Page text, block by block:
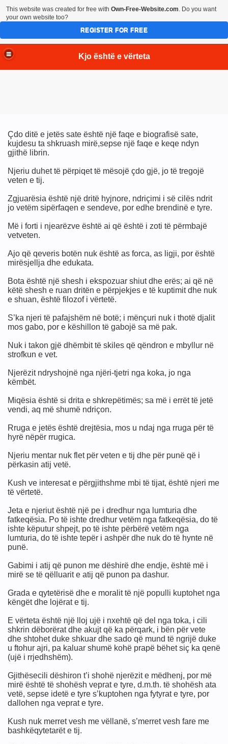
Kjo është e vërteta
Çdo ditë e jetës sate është një faqe e biografisë sate,
kujdesu ta shkruash mirë,sepse një faqe e keqe ndyn
gjithë librin.
Njeriu duhet të përpiqet të mësojë çdo gjë, jo të tregojë
veten e tij.
Zgjuarësia është një dritë hyjnore, ndriçimi i së cilës ndrit
jo vetëm sipërfaqen e sendeve, por edhe brendinë e tyre.
Më i forti i njearëzve është ai që është i zoti të përmbajë
vetveten.
Ajo që qeveris botën nuk është as forca, as ligji, por është
mirësjellja dhe edukata.
Bota është një shesh i ekspozuar shiut dhe erës; ai që në
këtë shesh e ruan dritën e përpjekjes e të kuptimit dhe nuk
e shuan, është filozof i vërtetë.
S’ka njeri të pafajshëm në botë; i mënçuri nuk i thotë djalit
mos gabo, por e këshillon të gabojë sa më pak.
Nuk i takon gjë dhëmbit të skiles që qëndron e mbyllur në
strofkun e vet.
Njerëzit ndryshojnë nga njëri-tjetri nga koka, jo nga
këmbët.
Miqësia është si drita e shkrepëtimës; sa më i errët të jetë
vendi, aq më shumë ndriçon.
Rruga e jetës është drejtësia, mos u ndaj nga rruga për të
hyrë nëpër rrugica.
Njeriu mentar nuk flet për veten e tij dhe për punë që i
përkasin atij vetë.
Kush ve interesat e përgjithshme mbi të tijat, është njeri me
të vërtetë.
Jeta e njeriut është një pe i dredhur nga lumturia dhe
fatkeqësia. Po të ishte dredhur vetëm nga fatkeqësia, do të
ishte këputur shpejt, po të ishte përbërë vetëm nga
lumturia, do të ishte tepër i ashpër dhe nuk do të hynte në
punë.
Gabimi i atij që punon me dëshirë dhe endje, është më i
mirë se të qëlluarit e atij që punon pa dashur.
Grada e qytetërisë dhe e moralit të një populli kuptohet nga
këngët dhe lojërat e tij.
E vërteta është një lloj ujë i nxehtë që del nga toka, i cili
shkrin dëborërat dhe akujt që ka përqark, i bën për vete
dhe shtohet duke shkuar dhe sado që mund të ngrijë duke
u ftohur ajri, pa kaluar shumë kohë prapë bëhet siç ka qenë
(ujë i rrjedhshëm).
Gjithësecili dëshiron t’i shohë njerëzit e mëdhenj, por më
mirë është të shohësh veprat e tyre, d.m.th. të shohësh ata
vetë, sepse idetë e tyre s’kuptohen nga fytyrat e tyre, por
dallohen nga veprat e tyre.
Kush nuk merret vesh me vëllanë, s’merret vesh fare me
bashkëqytetarët e tij.
This website was created for free with Own-Free-Website.com. Do you want
your own website too?
REGISTER FOR FREE